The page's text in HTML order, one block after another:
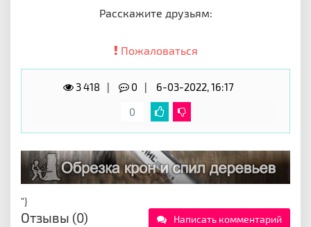
Расскажите друзьям:
Пожаловаться
3 418 0
6-03-2022, 16:17
0
"}
Отзывы (0) Написать комментарий